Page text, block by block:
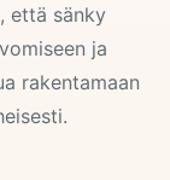
että sänky
ja
rakentamaan